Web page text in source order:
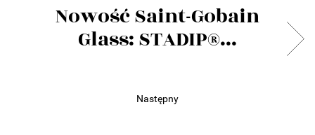
Nowość Saint-Gobain
Glass: STADIP®...
Następny